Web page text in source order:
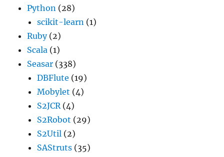
Python (28)
scikit-learn (1)
Ruby(2)
Scala (1)
Seasar (338)
DBFlute (19)
Mobylet (4)
S2JCR(4)
S2Robot (29)
S2Util (2)
SAStruts (35)